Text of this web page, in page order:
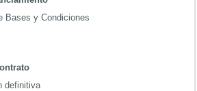
Bases y Condiciones
definitiva